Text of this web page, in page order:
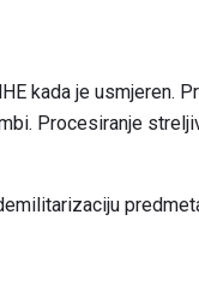
kada je usmjeren.
Procesiranje